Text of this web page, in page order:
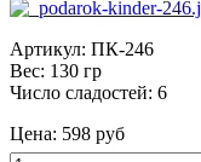
Артикул: ПК-246
Вес: 130 гр
Число сладостей: 6
Цена: 598 руб